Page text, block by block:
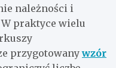
należności i
praktyce wielu
przygotowanywzór